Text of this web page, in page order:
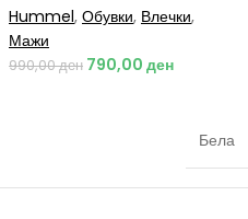
Hummel, Обувки, Влечки,
Мажи
990,00ден 790,00 ден
Бела